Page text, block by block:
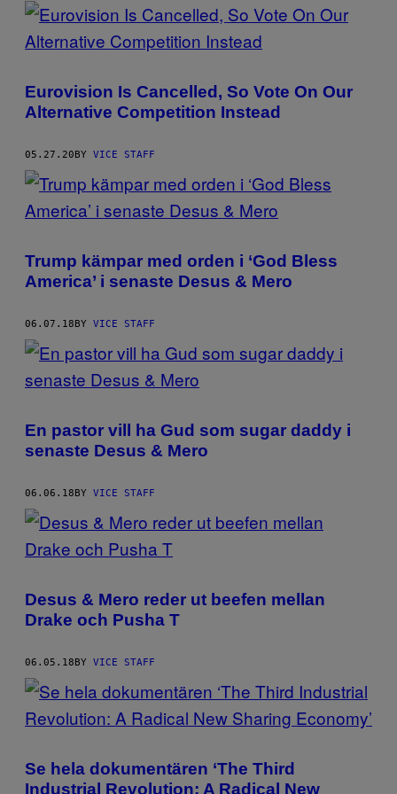
POSTS
BY
THIS
AUTHOR
Eurovision Is Cancelled, So Vote On Our
Alternative Competition Instead
05.27.20BY VICE STAFF
Trump kämpar med orden i ‘God Bless
America’ i senaste Desus & Mero
06.07.18BY VICE STAFF
En pastor vill ha Gud som sugar daddy i
senaste Desus & Mero
06.06.18BY VICE STAFF
Desus & Mero reder ut beefen mellan
Drake och Pusha T
06.05.18BY VICE STAFF
Se hela dokumentären ‘The Third
Industrial Revolution: A Radical New